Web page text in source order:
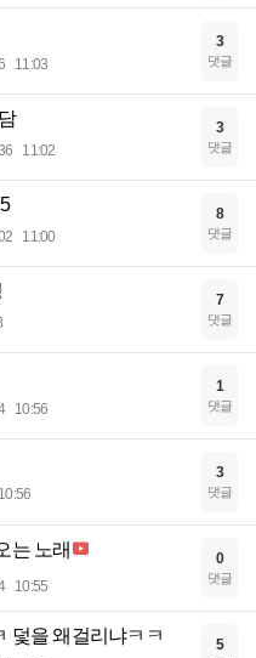
11:03
3
댓글
11:02
3
댓글
11:00
8
댓글
7
댓글
10:56
1
댓글
10:56
3
댓글
는 노래
10:55
0
댓글
덫을 왜걸리냐ㅋㅋ 5